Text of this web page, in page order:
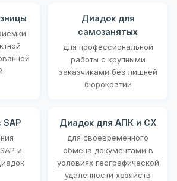
Диадок для
самозанятых
для профессиональной
работы с крупными
заказчиками без лишней
бюрократии
SAP
и
Диадок для АПК и СХ
для своевременного
обмена документами в
условиях географической
удаленности хозяйств